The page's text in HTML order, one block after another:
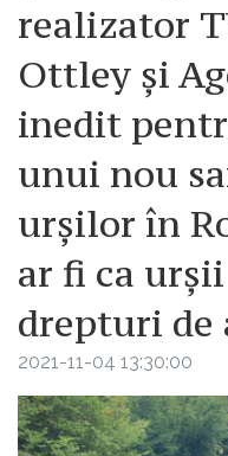
realizator
Ottley și
inedit
unui nou
urșilor în
ar fi ca
drepturi de
2021-11-04 13:30:00